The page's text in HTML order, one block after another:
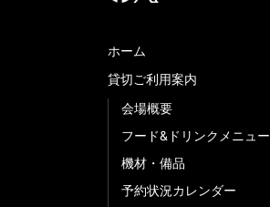
ホーム
貸切ご利用案内
会場概要
フード&ドリンクメニュー
機材・備品
予約状況カレンダー